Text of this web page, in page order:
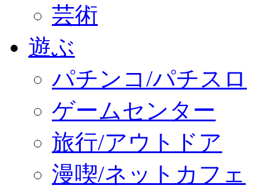
芸術
遊ぶ
パチンコ/パチスロ
ゲームセンター
旅行/アウトドア
漫喫/ネットカフェ